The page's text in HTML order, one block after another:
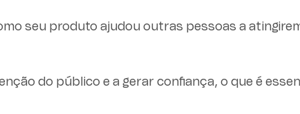
seu produto ajudou outras pessoas a
do público e a gerar confiança, o que é